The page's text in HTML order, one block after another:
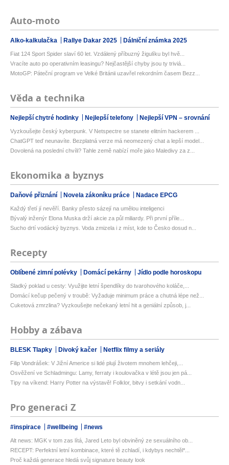
Auto-moto
Alko-kalkulačka Rallye Dakar 2025 Dálniční známka 2025
Fiat 124 Sport Spider slaví 60 let. Vzdálený příbuzný žigulíku byl hvě...
Vracíte auto po operativním leasingu? Nejčastější chyby jsou ty triviá...
MotoGP: Páteční program ve Velké Británii uzavřel rekordním časem Bezz...
Věda a technika
Nejlepší chytré hodinky Nejlepší telefony Nejlepší VPN – srovnání
Vyzkoušejte český kyberpunk. V Netspectre se stanete elitním hackerem ...
ChatGPT teď neunavíte. Bezplatná verze má neomezený chat a lepší model...
Dovolená na poslední chvíli? Tahle země nabízí moře jako Maledivy za z...
Ekonomika a byznys
Daňové přiznání Novela zákoníku práce Nadace EPCG
Každý třetí jí nevěří. Banky přesto sázejí na umělou inteligenci
Bývalý inženýr Elona Muska drží akcie za půl miliardy. Při první příle...
Sucho drtí vodácký byznys. Voda zmizela i z míst, kde to Česko dosud n...
Recepty
Oblíbené zimní polévky Domácí pekárny Jídlo podle horoskopu
Sladký poklad u cesty: Využijte letní špendlíky do tvarohového koláče,...
Domácí kečup pečený v troubě: Vyžaduje minimum práce a chutná lépe než...
Cuketová zmrzlina? Vyzkoušejte nečekaný letní hit a geniální způsob, j...
Hobby a zábava
BLESK Tlapky Divoký kačer Netflix filmy a seriály
Filip Vondrášek: V Jižní Americe si lidé plují životem mnohem lehčeji,...
Osvěžení ve Schladmingu: Lamy, ferraty i koulovačka v létě jsou jen pá...
Tipy na víkend: Harry Potter na výstavě! Folklor, bitvy i setkání vodn...
Pro generaci Z
#inspirace #wellbeing #news
Alt news: MGK v tom zas lítá, Jared Leto byl obviněný ze sexuálního ob...
RECEPT: Perfektní letní kombinace, které tě zchladí, i kdybys nechtěl*...
Proč každá generace hledá svůj signature beauty look